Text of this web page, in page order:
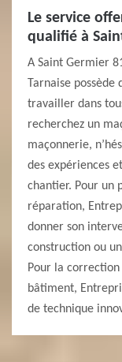
Le service
qualifié à
A Saint Germier
Tarnaise
travailler dans
recherchez un
maçonnerie,
des expériences
chantier. Pour un
réparation,
donner son
construction ou
Pour la
bâtiment,
de technique